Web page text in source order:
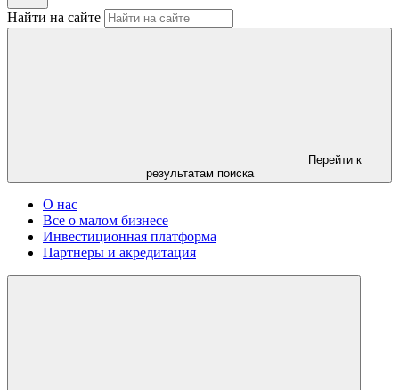
Найти на сайте
Перейти к
результатам поиска
О нас
Все о малом бизнесе
Инвестиционная платформа
Партнеры и акредитация